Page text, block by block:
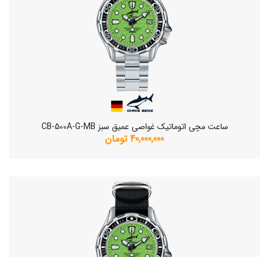
ساعت مچی اتوماتیک غواصی عمیق سبز CB-500A-G-MB
40,000,000 تومان